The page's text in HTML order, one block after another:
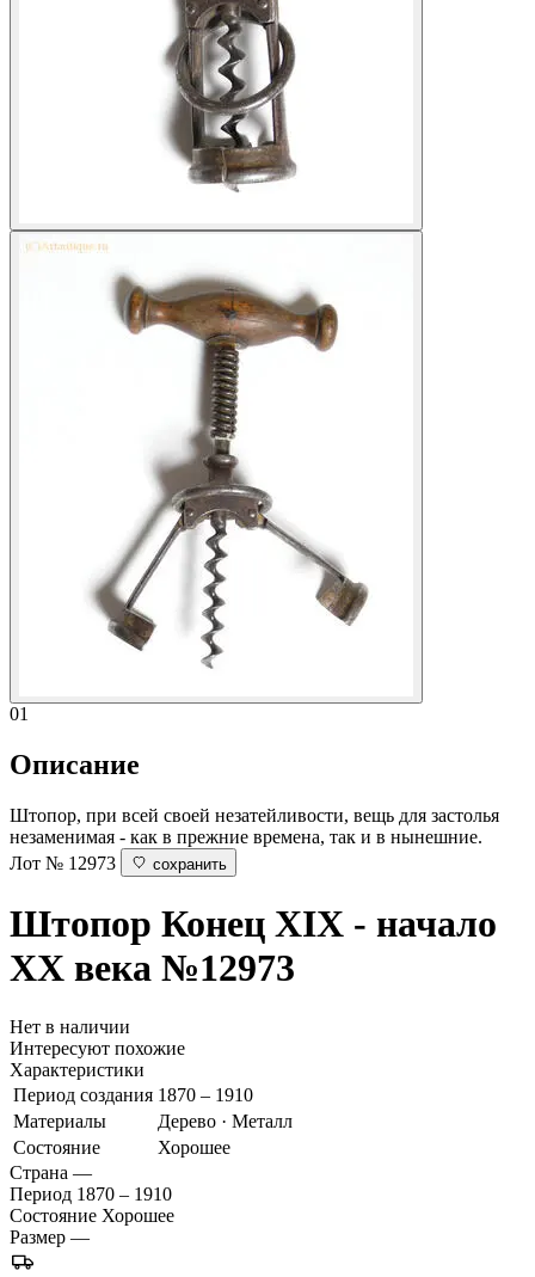
01
Описание
Штопор, при всей своей незатейливости, вещь для застолья
незаменимая - как в прежние времена, так и в нынешние.
Лот № 12973
сохранить
Штопор Конец XIX - начало
XX века №12973
Нет в наличии
Интересуют похожие
Характеристики
Период создания 1870 – 1910
Материалы
Дерево · Металл
Состояние
Хорошее
Страна —
Период 1870 – 1910
Состояние Хорошее
Размер —